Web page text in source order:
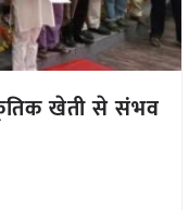
खेती से संभव